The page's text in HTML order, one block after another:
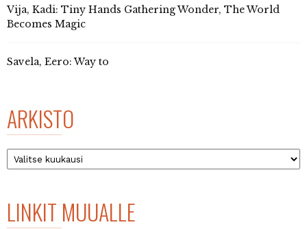
Vija, Kadi: Tiny Hands Gathering Wonder, The World
Becomes Magic
Savela, Eero: Way to
ARKISTO
Arkisto
LINKIT MUUALLE